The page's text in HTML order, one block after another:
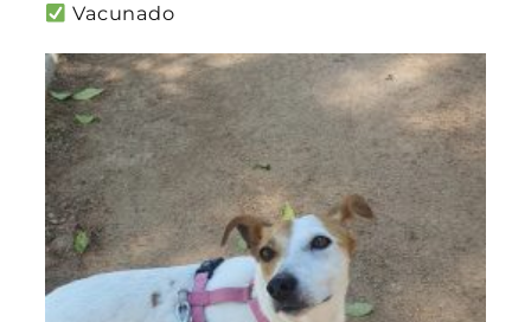
Vacunado